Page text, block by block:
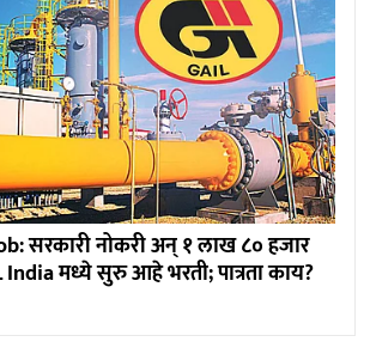
सरकारी नोकरी अन् १ लाख ८० हजार
मध्ये सुरु आहे भरती; पात्रता काय?